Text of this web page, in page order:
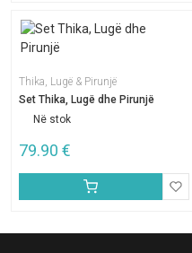
Thika, Lugë & Pirunjë
Set Thika, Lugë dhe Pirunjë
Në stok
79.90 €